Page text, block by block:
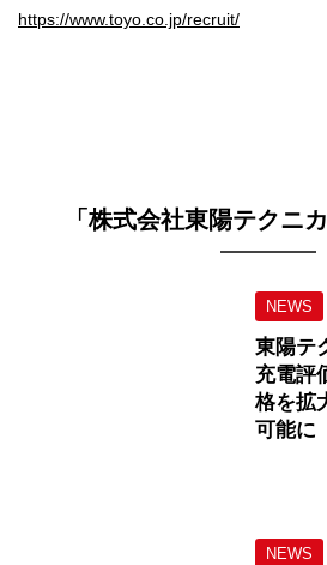
https://www.toyo.co.jp/recruit/
「株式会社東陽テクニ
NEWS
東陽テ
充電評
格を拡
可能に
NEWS